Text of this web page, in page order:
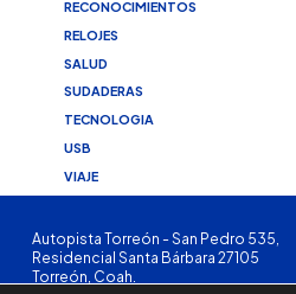
RECONOCIMIENTOS
RELOJES
SALUD
SUDADERAS
TECNOLOGIA
USB
VIAJE
Autopista Torreón - San Pedro 535,
Residencial Santa Bárbara 27105
Torreón, Coah.